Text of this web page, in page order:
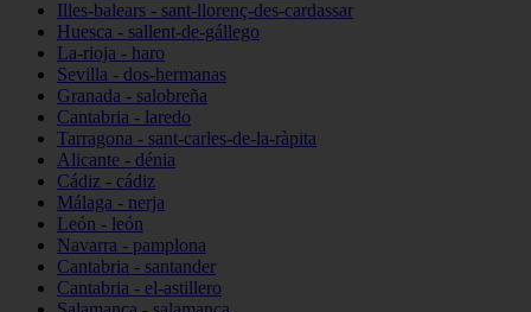
Illes-balears - sant-llorenç-des-cardassar
Huesca - sallent-de-gállego
La-rioja - haro
Sevilla - dos-hermanas
Granada - salobreña
Cantabria - laredo
Tarragona - sant-carles-de-la-ràpita
Alicante - dénia
Cádiz - cádiz
Málaga - nerja
León - león
Navarra - pamplona
Cantabria - santander
Cantabria - el-astillero